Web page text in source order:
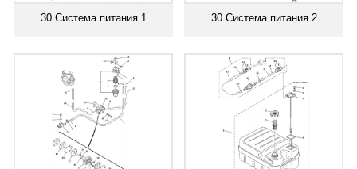
30 Система питания 1 30 Система питания 2